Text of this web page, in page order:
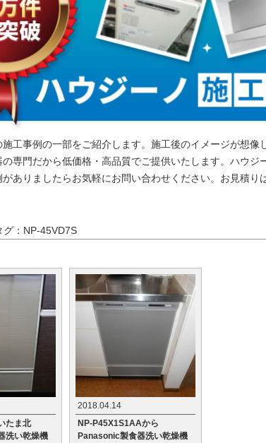
工事例の一部をご紹介します。施工後のイメージが想像
専門だから低価格・高品質でご提供いたします。ハウジ
ありましたらお気軽にお問い合わせください。お見積り
：NP-45VD7S
たま北
洗い乾燥機
2018.04.14
NP-P45X1S1AAから
Panasonic製食器洗い乾燥機